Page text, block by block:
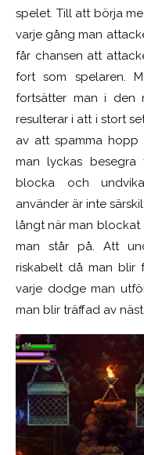
spelet. Till att börja
varje gång man
får chansen att
fort som spelaren.
fortsätter man i den
resulterar i att i stort
av att spamma
man lyckas
blocka och
använder är inte
långt när man
man står på. Att
riskabelt då man blir
varje dodge man
man blir träffad av